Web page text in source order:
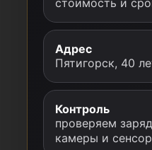
стоимость и
Адрес
Пятигорск, 40
Контроль
проверяем
камеры и сенсор